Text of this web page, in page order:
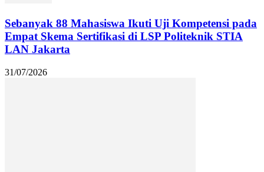
Sebanyak 88 Mahasiswa Ikuti Uji Kompetensi pada
Empat Skema Sertifikasi di LSP Politeknik STIA
LAN Jakarta
31/07/2026